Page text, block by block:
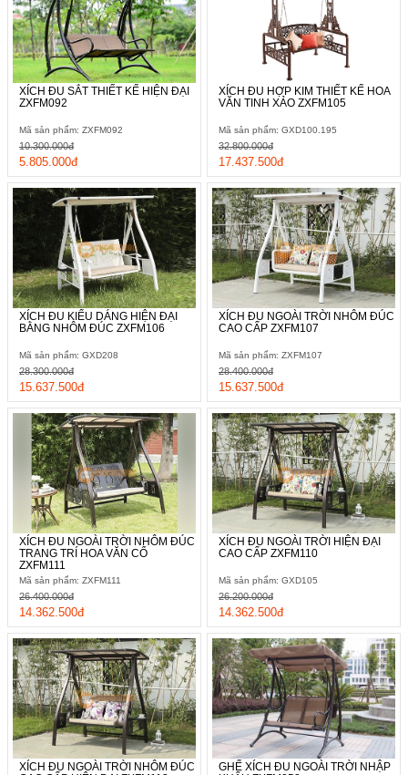
XÍCH ĐU SẮT THIẾT KẾ HIỆN ĐẠI
ZXFM092
Mã sản phẩm: ZXFM092
5.805.000đ
10.300.000đ
XÍCH ĐU HỢP KIM THIẾT KẾ HOA
VĂN TINH XẢO ZXFM105
Mã sản phẩm: GXD100.195
17.437.500đ
32.800.000đ
XÍCH ĐU KIỂU DÁNG HIỆN ĐẠI
BẰNG NHÔM ĐÚC ZXFM106
Mã sản phẩm: GXD208
15.637.500đ
28.300.000đ
XÍCH ĐU NGOÀI TRỜI NHÔM ĐÚC
CAO CẤP ZXFM107
Mã sản phẩm: ZXFM107
15.637.500đ
28.400.000đ
XÍCH ĐU NGOÀI TRỜI NHÔM ĐÚC
TRANG TRÍ HOA VĂN CỔ
ZXFM111
Mã sản phẩm: ZXFM111
14.362.500đ
26.400.000đ
XÍCH ĐU NGOÀI TRỜI HIỆN ĐẠI
CAO CẤP ZXFM110
Mã sản phẩm: GXD105
14.362.500đ
26.200.000đ
XÍCH ĐU NGOÀI TRỜI NHÔM ĐÚC
GHẾ XÍCH ĐU NGOÀI TRỜI NHẬP